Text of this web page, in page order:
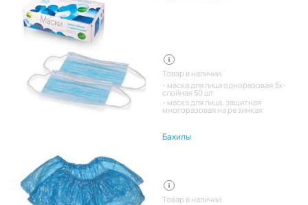
Товар в наличии:
маска для лица одноразовая 3х-
слойная 50 шт
маска для лица, защитная
многоразовая на резинках
Бахилы
Товар в наличии: